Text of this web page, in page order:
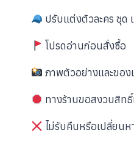
ปรับแต่งตัวละคร ชุด
โปรดอ่านก่อนสั่งซื้อ
ภาพตัวอย่างและขอ
ทางร้านขอสงวนสิท
ไม่รับคืนหรือเปลี่ยนห